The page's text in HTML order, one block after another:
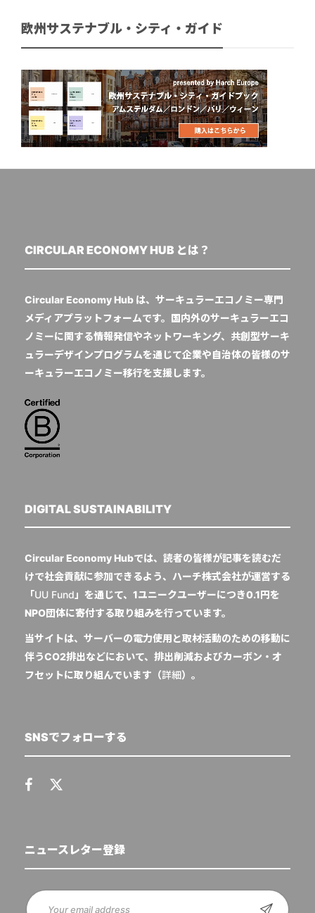
欧州サステナブル・シティ・ガイド
CIRCULAR ECONOMY HUB とは？
Circular Economy Hub は、サーキュラーエコノミー専門
メディアプラットフォームです。国内外のサーキュラーエコ
ノミーに関する情報発信やネットワーキング、共創型サーキ
ュラーデザインプログラムを通じて企業や自治体の皆様のサ
ーキュラーエコノミー移行を支援します。
DIGITAL SUSTAINABILITY
Circular Economy Hubでは、読者の皆様が記事を読むだ
けで社会貢献に参加できるよう、ハーチ株式会社が運営する
「UU Fund 」を通じて、1ユニークユーザーにつき0.1円を
NPO団体に寄付する取り組みを行っています。
当サイトは、サーバーの電力使用と取材活動のための移動に
伴うCO2排出などにおいて、排出削減およびカーボン・オ
フセットに取り組んでいます（詳細）。
SNSでフォローする
ニュースレター登録